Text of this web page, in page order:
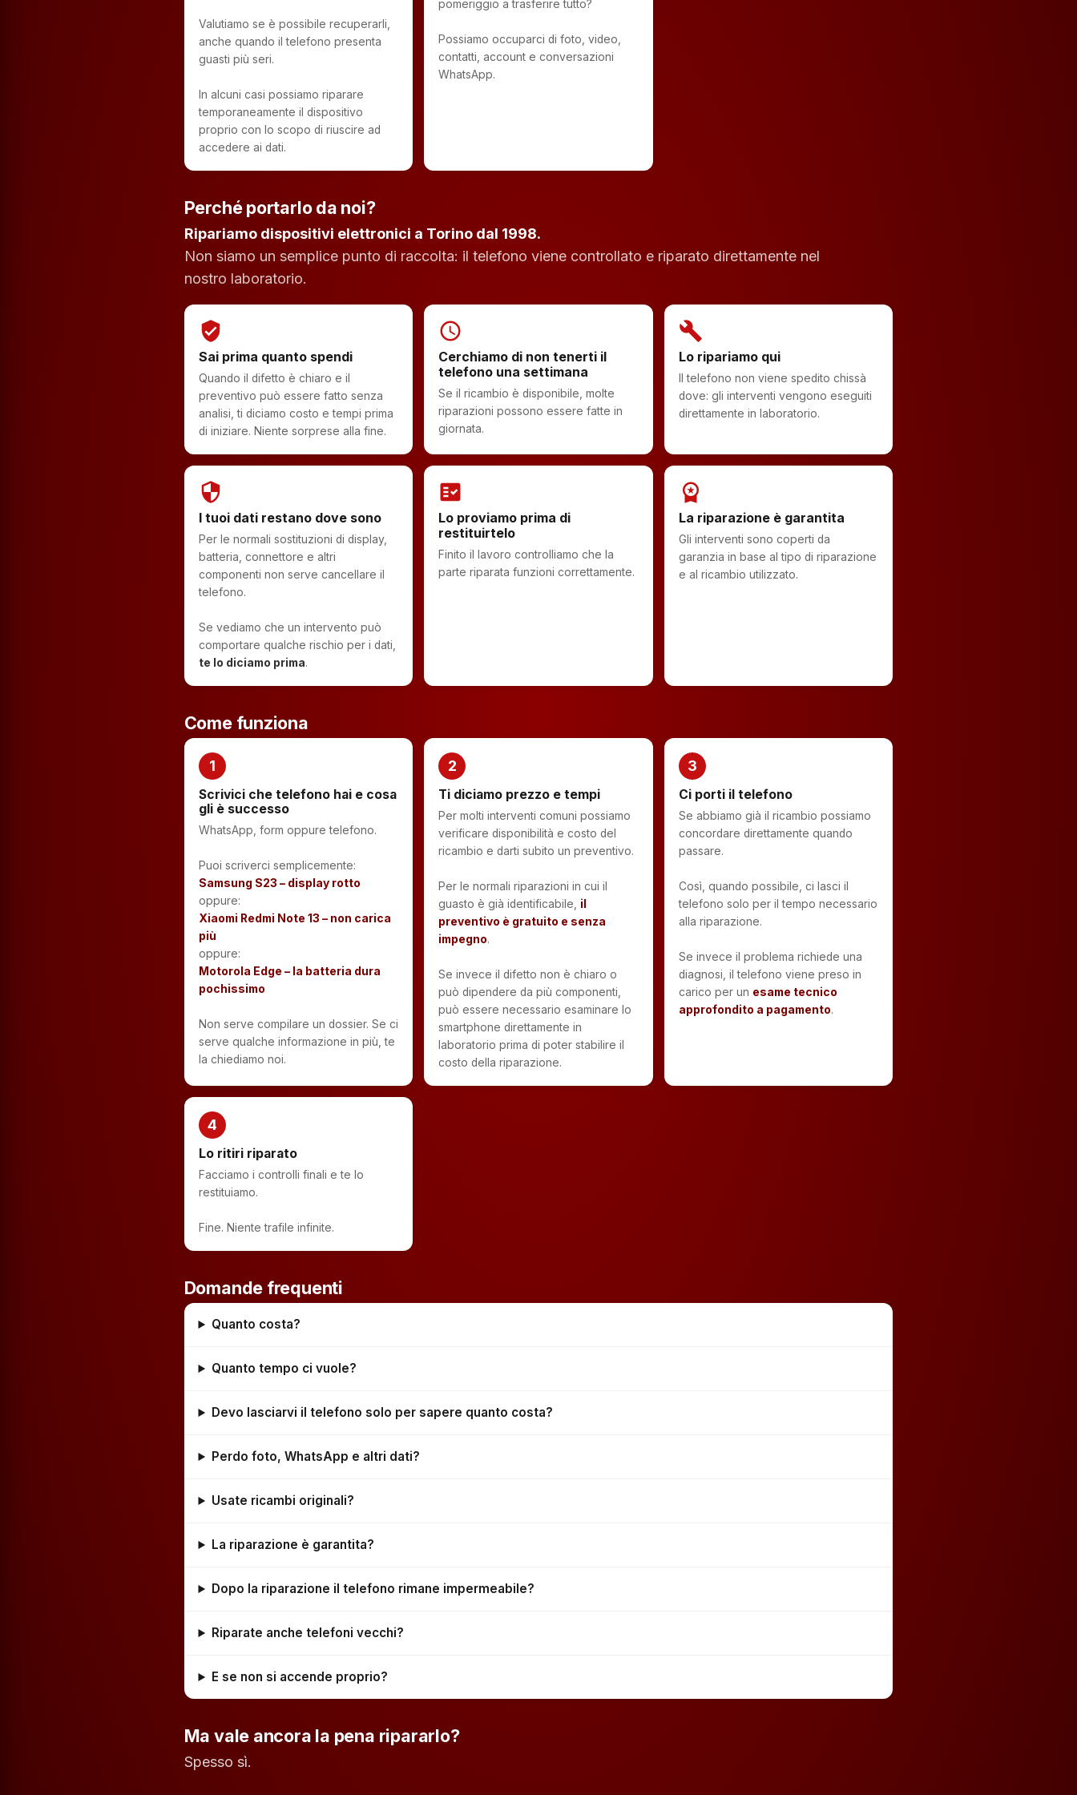
Valutiamo se è possibile recuperarli,
anche quando il telefono presenta
guasti più seri.
In alcuni casi possiamo riparare
temporaneamente il dispositivo
proprio con lo scopo di riuscire ad
accedere ai dati.
pomeriggio a trasferire tutto?
Possiamo occuparci di foto, video,
contatti, account e conversazioni
WhatsApp.
Perché portarlo da noi?
Ripariamo dispositivi elettronici a Torino dal 1998.
Non siamo un semplice punto di raccolta: il telefono viene controllato e riparato direttamente nel
nostro laboratorio.
verified_user
Sai prima quanto spendi
Quando il difetto è chiaro e il
preventivo può essere fatto senza
analisi, ti diciamo costo e tempi prima
di iniziare. Niente sorprese alla fine.
schedule
Cerchiamo di non tenerti il
telefono una settimana
Se il ricambio è disponibile, molte
riparazioni possono essere fatte in
giornata.
build
Lo ripariamo qui
Il telefono non viene spedito chissà
dove: gli interventi vengono eseguiti
direttamente in laboratorio.
security
I tuoi dati restano dove sono
Per le normali sostituzioni di display,
batteria, connettore e altri
componenti non serve cancellare il
telefono.
Se vediamo che un intervento può
comportare qualche rischio per i dati,
te lo diciamo prima.
fact_check
Lo proviamo prima di
restituirtelo
Finito il lavoro controlliamo che la
parte riparata funzioni correttamente.
workspace_premium
La riparazione è garantita
Gli interventi sono coperti da
garanzia in base al tipo di riparazione
e al ricambio utilizzato.
Come funziona
1
Scrivici che telefono hai e cosa
gli è successo
WhatsApp, form oppure telefono.
Puoi scriverci semplicemente:
Samsung S23 – display rotto
oppure:
Xiaomi Redmi Note 13 – non carica
più
oppure:
Motorola Edge – la batteria dura
pochissimo
Non serve compilare un dossier. Se ci
serve qualche informazione in più, te
la chiediamo noi.
2
Ti diciamo prezzo e tempi
Per molti interventi comuni possiamo
verificare disponibilità e costo del
ricambio e darti subito un preventivo.
Per le normali riparazioni in cui il
guasto è già identificabile, il
preventivo è gratuito e senza
impegno.
Se invece il difetto non è chiaro o
può dipendere da più componenti,
può essere necessario esaminare lo
smartphone direttamente in
laboratorio prima di poter stabilire il
costo della riparazione.
3
Ci porti il telefono
Se abbiamo già il ricambio possiamo
concordare direttamente quando
passare.
Così, quando possibile, ci lasci il
telefono solo per il tempo necessario
alla riparazione.
Se invece il problema richiede una
diagnosi, il telefono viene preso in
carico per un esame tecnico
approfondito a pagamento.
4
Lo ritiri riparato
Facciamo i controlli finali e te lo
restituiamo.
Fine. Niente trafile infinite.
Domande frequenti
Quanto costa?
Quanto tempo ci vuole?
Devo lasciarvi il telefono solo per sapere quanto costa?
Perdo foto, WhatsApp e altri dati?
Usate ricambi originali?
La riparazione è garantita?
Dopo la riparazione il telefono rimane impermeabile?
Riparate anche telefoni vecchi?
E se non si accende proprio?
Ma vale ancora la pena ripararlo?
Spesso sì.